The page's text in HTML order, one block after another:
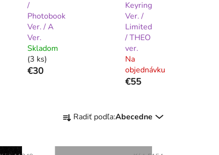
/
Photobook
Ver. / A
Ver.
Skladom
(3 ks)
€30
Keyring
Ver. /
Limited
/ THEO
ver.
Na
objednávku
€55
a
e
Radiť podľa:Abecedne